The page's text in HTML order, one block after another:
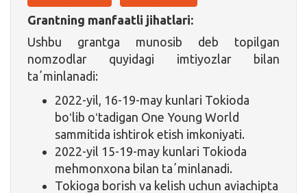
Grantning manfaatli jihatlari:
Ushbu grantga munosib deb topilgan
nomzodlar quyidagi imtiyozlar bilan
taʼminlanadi:
2022-yil, 16-19-may kunlari Tokioda
boʻlib oʻtadigan One Young World
sammitida ishtirok etish imkoniyati.
2022-yil 15-19-may kunlari Tokioda
mehmonxona bilan taʼminlanadi.
Tokioga borish va kelish uchun aviachipta